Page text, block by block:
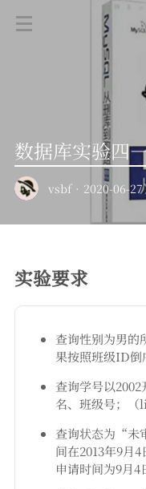
数据库实验
vsbf · 2020-06-27
实验要求
查询性别为男的
果按照班级ID倒
查询学号以
名、班级号；（
查询状态为“
间在2013年9月
申请时间为9月4